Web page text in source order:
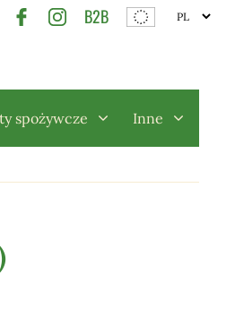
B2B
spożywcze Inne